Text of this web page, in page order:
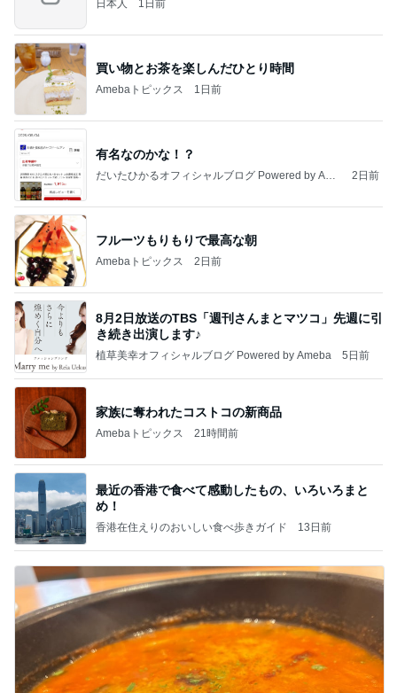
日本人 1日前
買い物とお茶を楽しんだひとり時間
Amebaトピックス 1日前
有名なのかな！？
だいたひかるオフィシャルブログ Powered by Ame
2日前
フルーツもりもりで最高な朝
Amebaトピックス 2日前
8月2日放送のTBS「週刊さんまとマツコ」先週に引
き続き出演します♪
植草美幸オフィシャルブログ Powered by Ameba 5日前
家族に奪われたコストコの新商品
Amebaトピックス 21時間前
最近の香港で食べて感動したもの、いろいろまと
め！
香港在住えりのおいしい食べ歩きガイド 13日前